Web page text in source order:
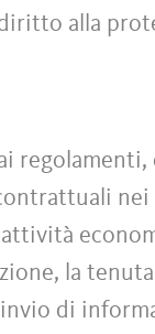
alla
la
di